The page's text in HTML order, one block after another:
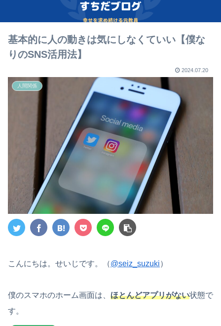
基本的に人の動きは気にしなくていい【僕な
りのSNS活用法】
2024.07.20
人間関係
こんにちは。せいじです。（@seiz_suzuki）
僕のスマホのホーム画面は、 ほとんどアプリがない状態で
す。